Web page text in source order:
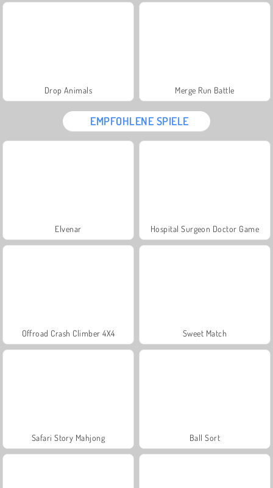
Drop Animals Merge Run Battle
EMPFOHLENE SPIELE
Elvenar Hospital Surgeon Doctor Game
Offroad Crash Climber 4X4 Sweet Match
Safari Story Mahjong Ball Sort